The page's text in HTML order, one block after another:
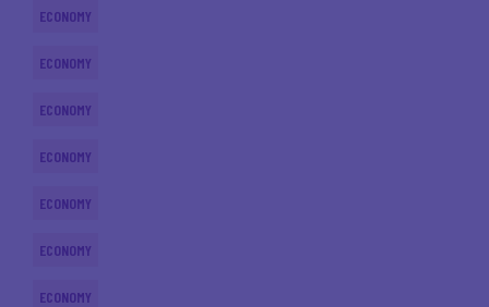
ECONOMY
ECONOMY
ECONOMY
ECONOMY
ECONOMY
ECONOMY
ECONOMY